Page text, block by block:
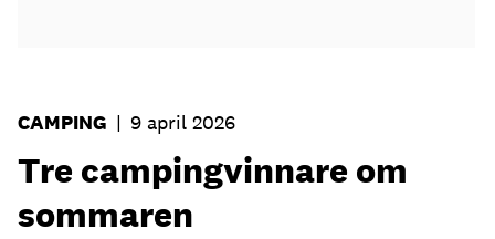
CAMPING | 9 april 2026
Tre campingvinnare om
sommaren